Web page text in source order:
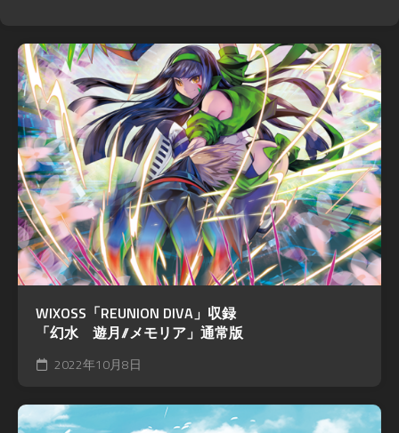
WIXOSS「REUNION DIVA」収録
「幻水 遊月//メモリア」通常版
2022年10月8日